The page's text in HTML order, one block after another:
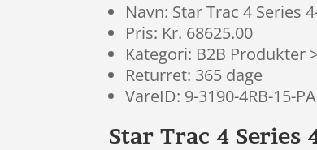
Navn: Star Trac 4 Series
Pris: Kr. 68625.00
Kategori: B2B Produkter
Returret: 365 dage
VareID: 9-3190-4RB-15-
Star Trac 4 Series